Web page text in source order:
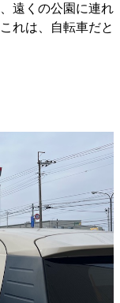
遠くの公園に連れ
れは、自転車だと